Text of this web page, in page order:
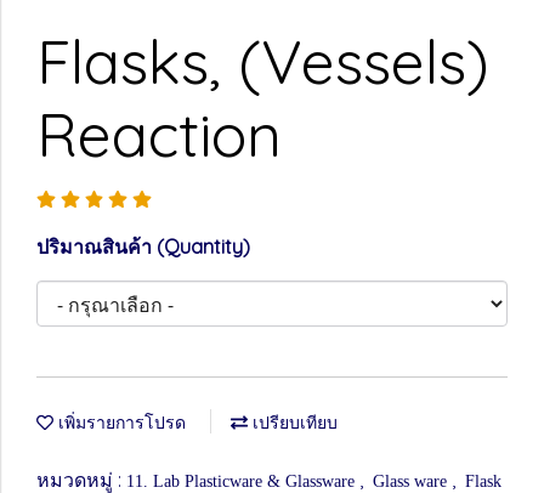
Flasks, (Vessels)
Reaction
ปริมาณสินค้า (Quantity)
เพิ่มรายการโปรด เปรียบเทียบ
หมวดหมู่ : 11. Lab Plasticware & Glassware , Glass ware , Flask